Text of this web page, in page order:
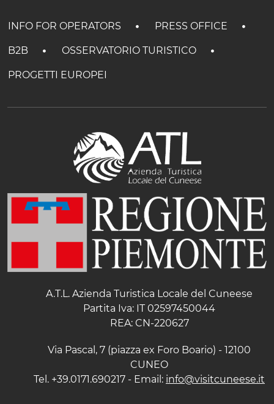
INFO FOR OPERATORS PRESS OFFICE
B2B OSSERVATORIO TURISTICO
PROGETTI EUROPEI
A.T.L. Azienda Turistica Locale del Cuneese
Partita Iva: IT 02597450044
REA: CN-220627
Via Pascal, 7 (piazza ex Foro Boario) - 12100
CUNEO
Tel. +39.0171.690217 - Email: info@visitcuneese.it